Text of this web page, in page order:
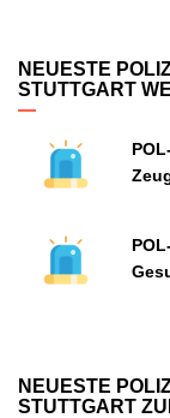
NEUESTE
STUTTGART
NEUESTE
STUTTGART